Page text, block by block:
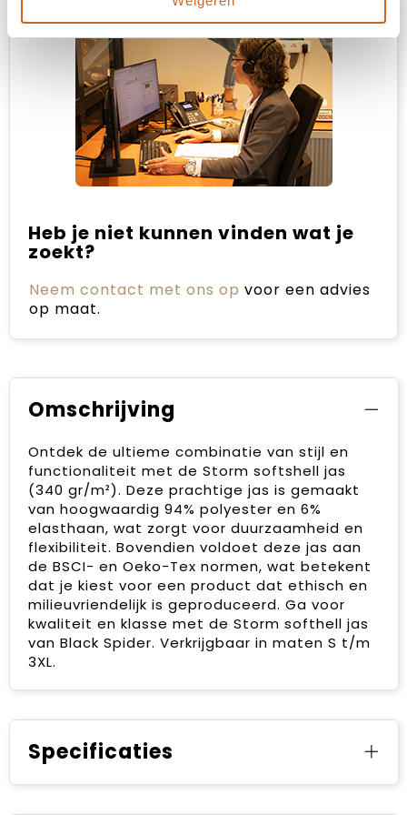
Heb je niet kunnen vinden wat je
zoekt?
Neem contact met ons op voor een advies
op maat.
Omschrijving
Ontdek de ultieme combinatie van stijl en
functionaliteit met de Storm softshell jas
(340 gr/m²). Deze prachtige jas is gemaakt
van hoogwaardig 94% polyester en 6%
elasthaan, wat zorgt voor duurzaamheid en
flexibiliteit. Bovendien voldoet deze jas aan
de BSCI- en Oeko-Tex normen, wat betekent
dat je kiest voor een product dat ethisch en
milieuvriendelijk is geproduceerd. Ga voor
kwaliteit en klasse met de Storm softhell jas
van Black Spider. Verkrijgbaar in maten S t/m
3XL.
Specificaties